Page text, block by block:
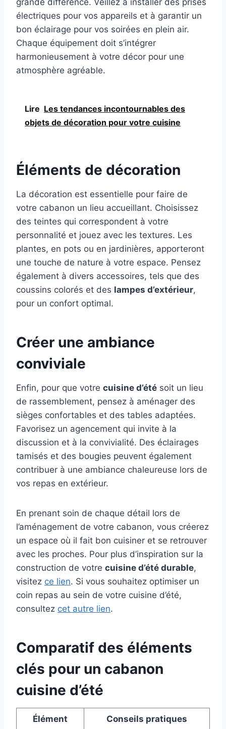
grande différence. Veillez à installer des prises
électriques pour vos appareils et à garantir un
bon éclairage pour vos soirées en plein air.
Chaque équipement doit s’intégrer
harmonieusement à votre décor pour une
atmosphère agréable.
Lire Les tendances incontournables des
objets de décoration pour votre cuisine
Éléments de décoration
La décoration est essentielle pour faire de
votre cabanon un lieu accueillant. Choisissez
des teintes qui correspondent à votre
personnalité et jouez avec les textures. Les
plantes, en pots ou en jardinières, apporteront
une touche de nature à votre espace. Pensez
également à divers accessoires, tels que des
coussins colorés et des lampes d’extérieur,
pour un confort optimal.
Créer une ambiance
conviviale
Enfin, pour que votre cuisine d’été soit un lieu
de rassemblement, pensez à aménager des
sièges confortables et des tables adaptées.
Favorisez un agencement qui invite à la
discussion et à la convivialité. Des éclairages
tamisés et des bougies peuvent également
contribuer à une ambiance chaleureuse lors de
vos repas en extérieur.
En prenant soin de chaque détail lors de
l’aménagement de votre cabanon, vous créerez
un espace où il fait bon cuisiner et se retrouver
avec les proches. Pour plus d’inspiration sur la
construction de votre cuisine d’été durable,
visitez ce lien. Si vous souhaitez optimiser un
coin repas au sein de votre cuisine d’été,
consultez cet autre lien.
Comparatif des éléments
clés pour un cabanon
cuisine d’été
Élément Conseils pratiques